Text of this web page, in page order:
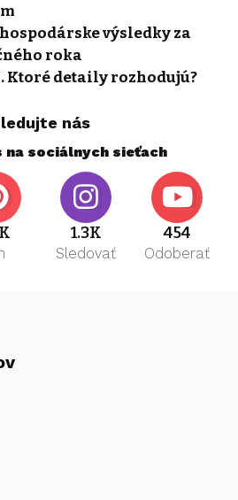
výsledky za
roka
Ktoré detaily rozhodujú?
nás
na sociálnych sieťach
1.3K
Sledovať
454
Odoberať